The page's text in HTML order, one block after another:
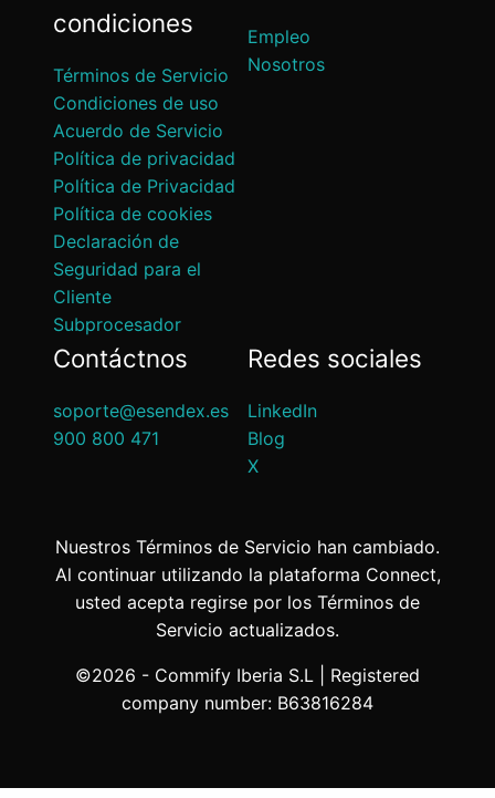
condiciones
Términos de Servicio
Condiciones de uso
Acuerdo de Servicio
Política de privacidad
Política de Privacidad
Política de cookies
Declaración de
Seguridad para el
Cliente
Subprocesador
Empleo
Nosotros
Contáctnos
soporte@esendex.es
900 800 471
Redes sociales
LinkedIn
Blog
X
Nuestros Términos de Servicio han cambiado.
Al continuar utilizando la plataforma Connect,
usted acepta regirse por los Términos de
Servicio actualizados.
©2026 - Commify Iberia S.L | Registered
company number: B63816284